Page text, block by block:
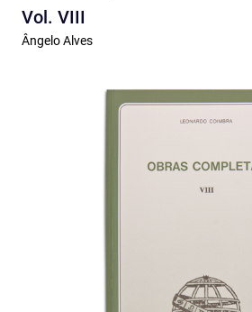
Vol. VIII
Ângelo Alves